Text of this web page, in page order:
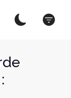
Kapat